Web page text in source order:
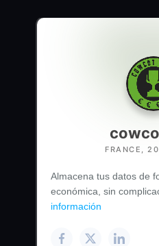
FRANCE,
Almacena tus datos de
económica, sin
información